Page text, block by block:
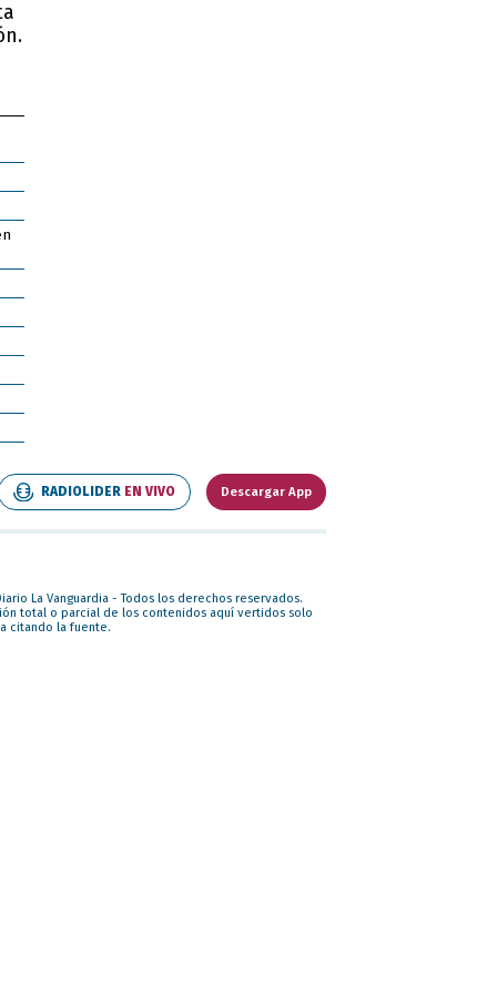
Descargar App
RADIOLIDER EN VIVO
La Vanguardia - Todos los derechos reservados.
total o parcial de los contenidos aquí vertidos solo
citando la fuente.